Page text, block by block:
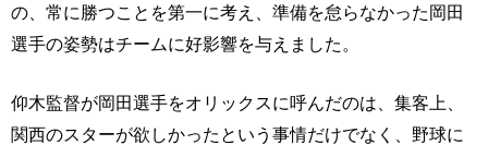
の、常に勝つことを第一に考え、準備を怠らなかった岡田
選手の姿勢はチームに好影響を与えました。
仰木監督が岡田選手をオリックスに呼んだのは、集客上、
関西のスターが欲しかったという事情だけでなく、野球に